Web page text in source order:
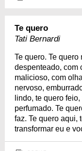
Te quero
Tati Bernardi
Te quero. Te
despenteado, com
malicioso, com
nervoso,
lindo, te quero
perfumado. Te
faz. Te quero aqui,
transformar eu e